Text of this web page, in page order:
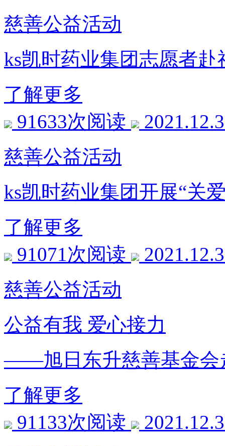
慈善公益活动
ks凯时药业集团志愿者赴
了解更多
91633次阅读
慈善公益活动
ks凯时药业集团开展“关
了解更多
91071次阅读
慈善公益活动
公益有我 爱心接力
——旭日东升慈善基金会
了解更多
91133次阅读